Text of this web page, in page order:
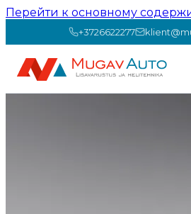
Перейти к основному
+3726622277